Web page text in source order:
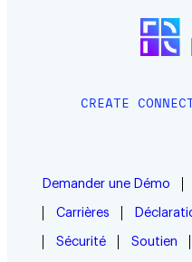
CREATE
Demander une Démo
Carrières
Sécurité Soutien